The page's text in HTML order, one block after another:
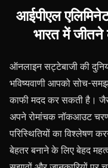
आईपीएल
भारत में जीतने
ऑनलाइन सट्टेबाजी की
भविष्यवाणी आपको सोच-
काफी मदद कर सकती है।
अपने रोमांचक नॉकआउट
परिस्थितियों का विश्लेषण
बेहतर बनाने के लिए बेहद